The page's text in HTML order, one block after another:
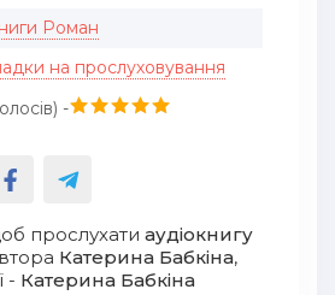
Роман
на прослуховування
-
прослухати аудіокнигу
Катерина Бабкіна,
- Катерина Бабкіна